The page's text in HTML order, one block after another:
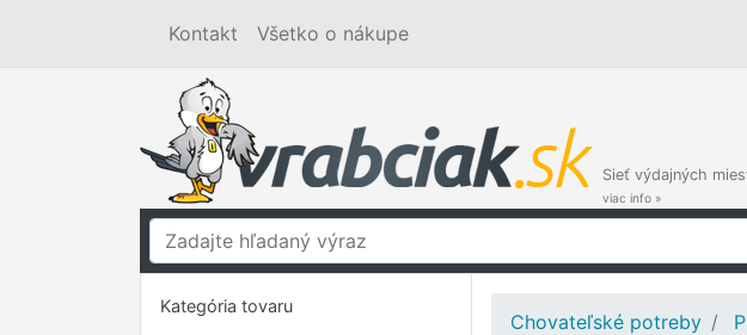
Kontakt Všetko o nákupe
Sieť výdajných
viac info »
Kategória tovaru
Chovateľské potreby